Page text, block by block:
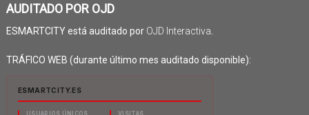
AUDITADO POR OJD
ESMARTCITY está auditado por OJD Interactiva
TRÁFICO WEB (durante último mes auditado disponible):